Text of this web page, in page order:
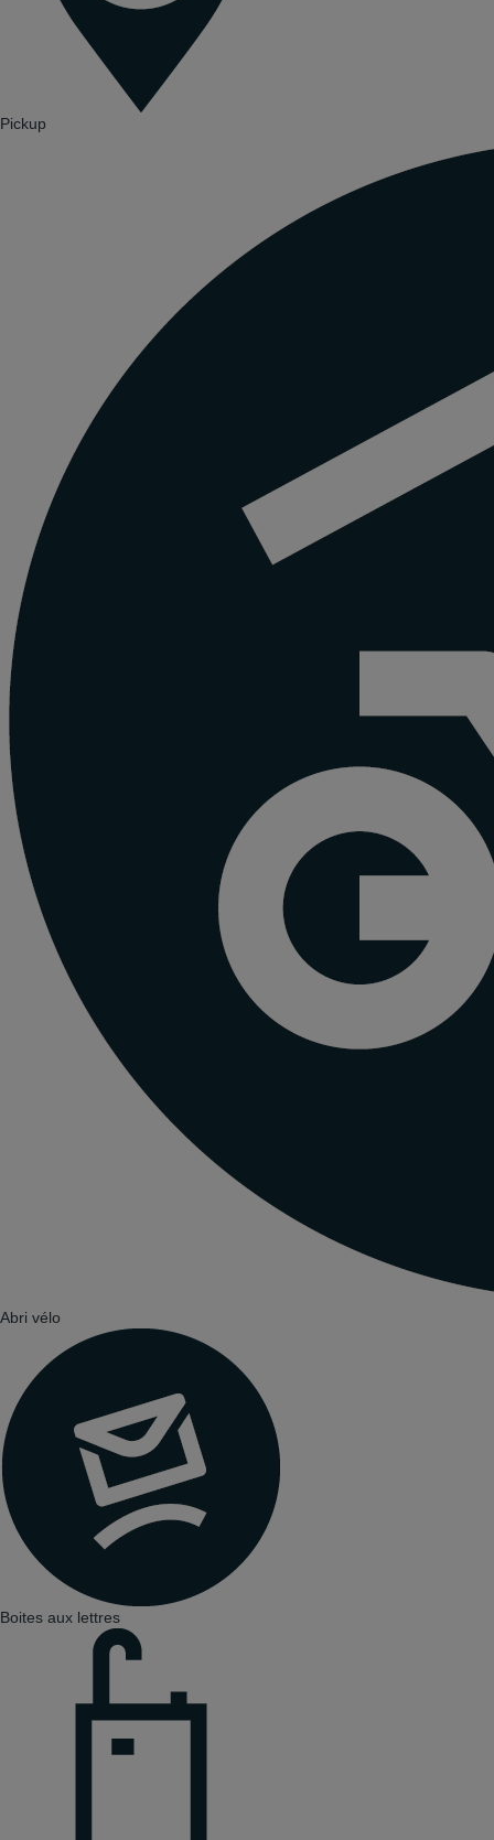
Pickup
Abri vélo
Boites aux lettres